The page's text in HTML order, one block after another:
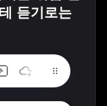
듣기로는